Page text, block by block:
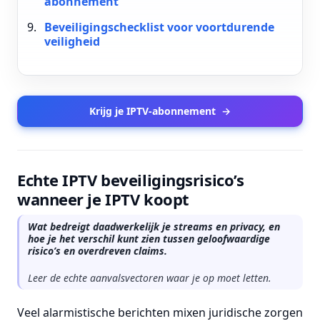
Beveiligingschecklist voor voortdurende
veiligheid
Krijg je IPTV-abonnement →
Echte IPTV beveiligingsrisico’s
wanneer je IPTV koopt
Wat bedreigt daadwerkelijk je streams en privacy, en
hoe je het verschil kunt zien tussen geloofwaardige
risico’s en overdreven claims.
Leer de echte aanvalsvectoren waar je op moet letten.
Veel alarmistische berichten mixen juridische zorgen